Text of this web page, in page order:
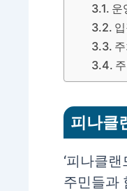
운
피나클
‘피나클
주민들과